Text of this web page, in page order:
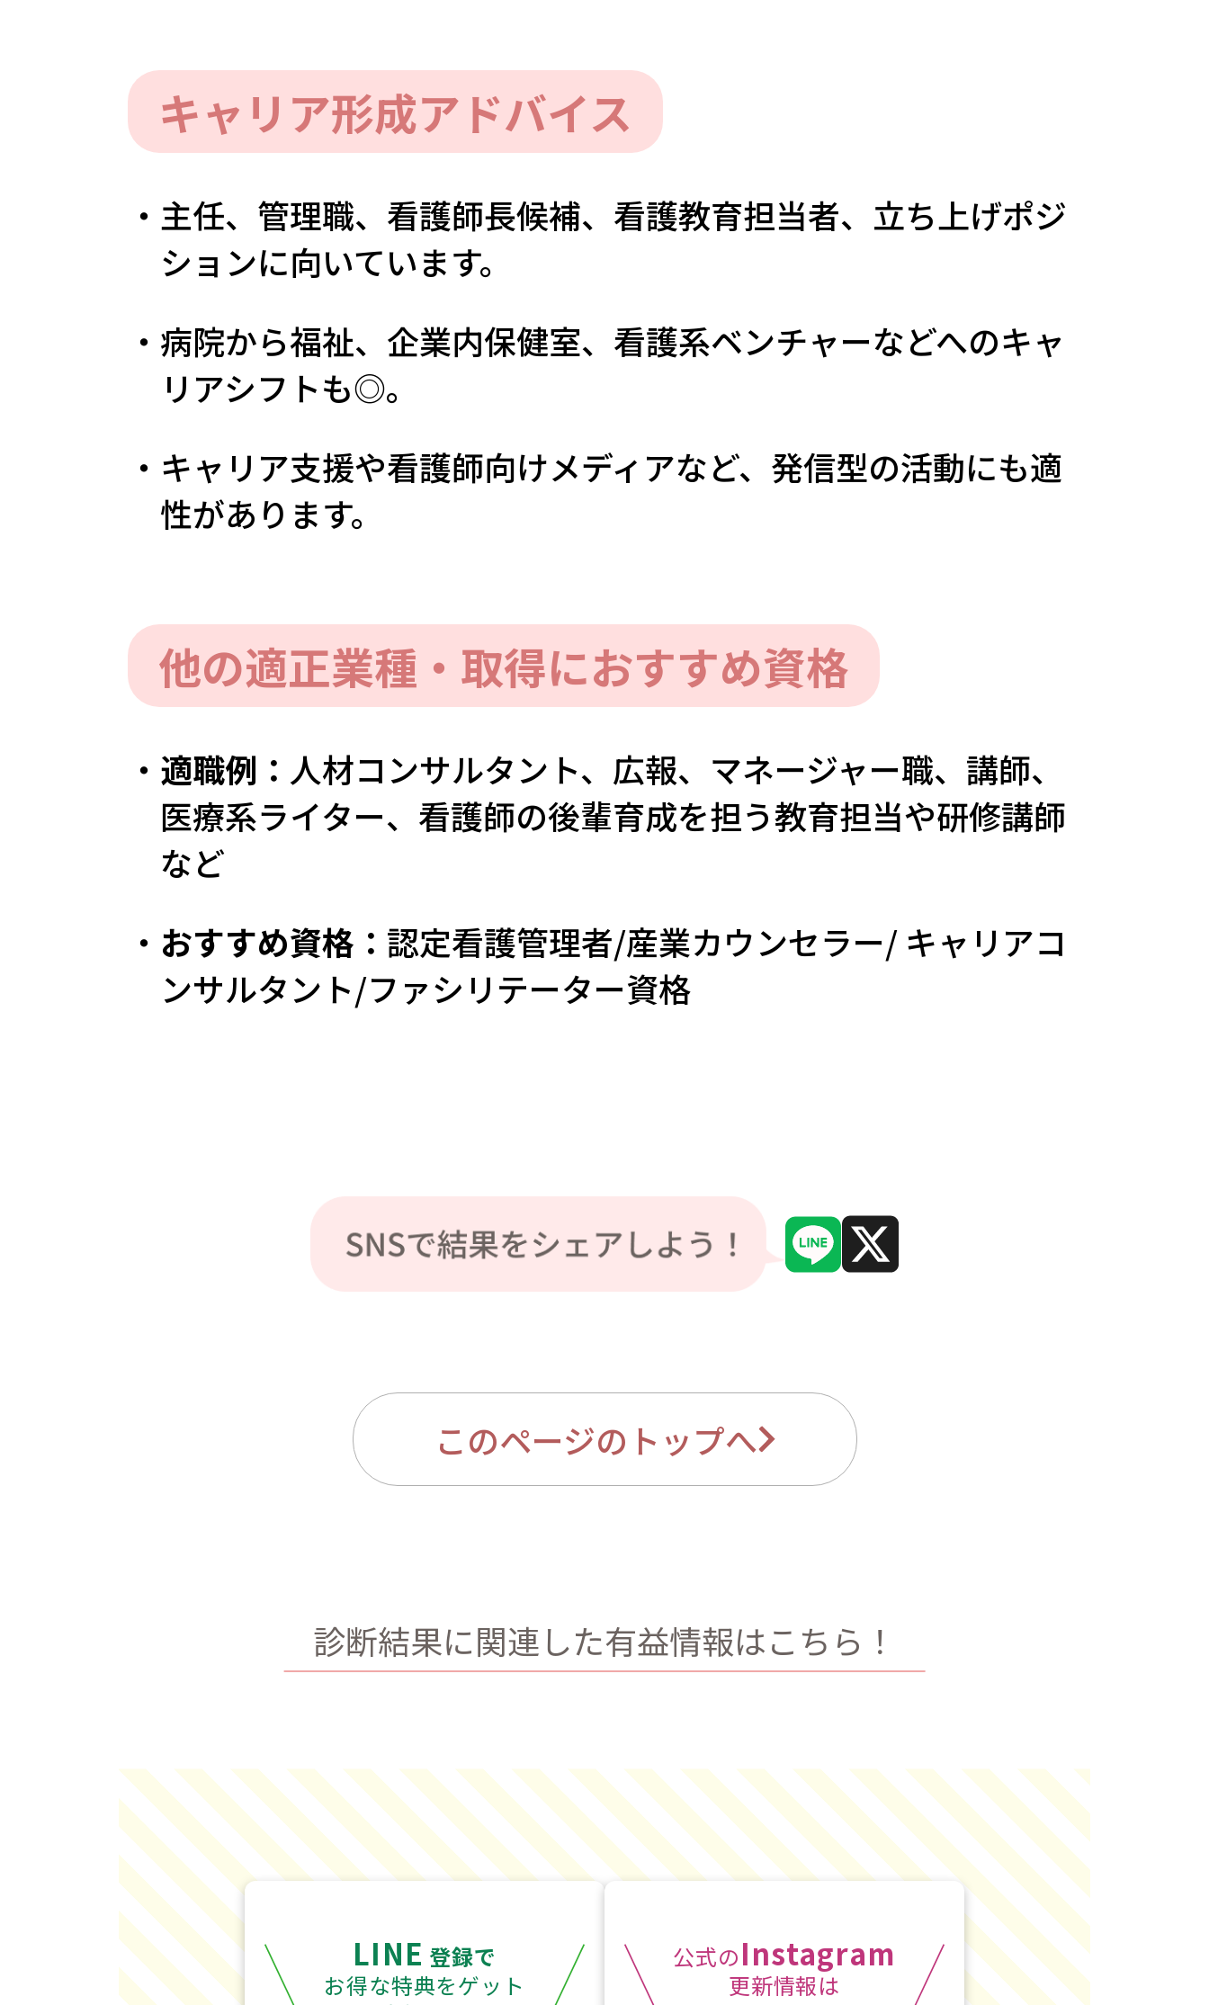
キャリア形成アドバイス
・主任、管理職、看護師長候補、看護教育担当者、立ち上げポジ
ションに向いています。
・病院から福祉、企業内保健室、看護系ベンチャーなどへのキャ
リアシフトも◎。
・キャリア支援や看護師向けメディアなど、発信型の活動にも適
性があります。
他の適正業種・取得におすすめ資格
・ 適職例： 人材コンサルタント、広報、マネージャー職、講師、
医療系ライター、看護師の後輩育成を担う教育担当や研修講師
など
・ おすすめ資格： 認定看護管理者/産業カウンセラー/ キャリアコ
ンサルタント/ファシリテーター資格
このページのトップへ
診断結果に関連した有益情報はこちら！
LINE 登録で
お得な特典をゲット
公式のInstagram
更新情報は